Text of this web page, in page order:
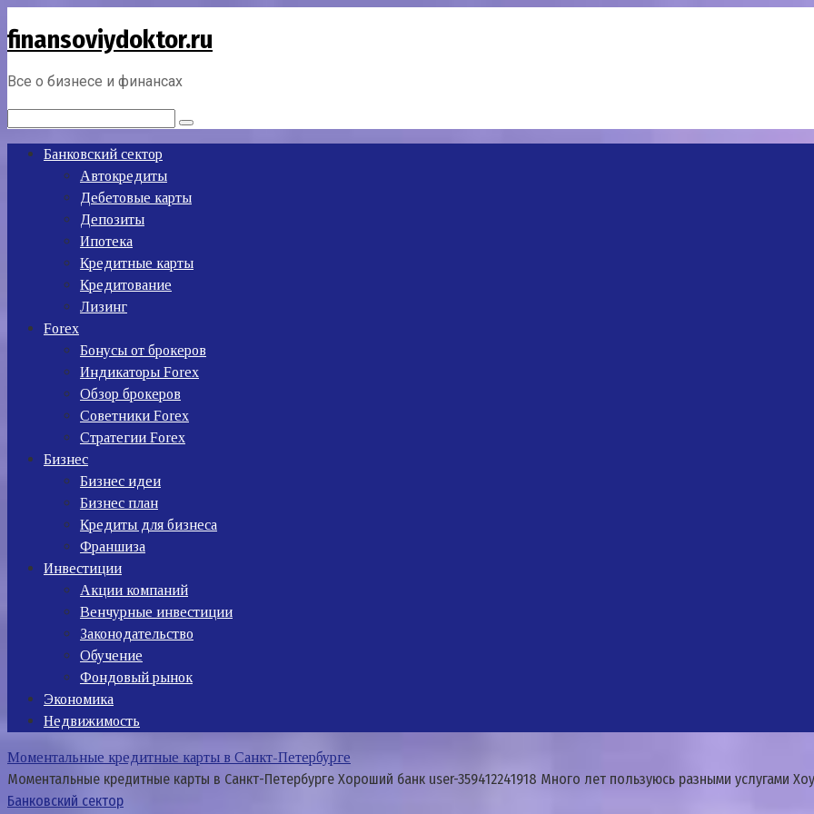
кfinansoviydoktor.ru
Все о бизнесе и финансах
Банковский сектор
Автокредиты
Дебетовые карты
Депозиты
Ипотека
Кредитные карты
Кредитование
Лизинг
Forex
Бонусы от брокеров
Индикаторы Forex
Обзор брокеров
Советники Forex
Стратегии Forex
Бизнес
Бизнес идеи
Бизнес план
Кредиты для бизнеса
Франшиза
Инвестиции
Акции компаний
Венчурные инвестиции
Законодательство
Обучение
Фондовый рынок
Экономика
Недвижимость
Моментальные кредитные карты в Санкт-Петербурге
Моментальные кредитные карты в Санкт-Петербурге Хороший банк user-359412241918 Много лет пользуюсь разными услугами
Банковский сектор